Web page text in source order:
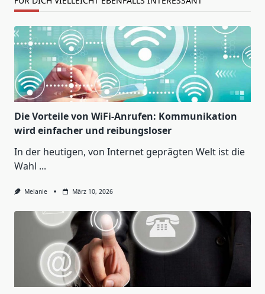
Die Vorteile von WiFi-Anrufen: Kommunikation
wird einfacher und reibungsloser
In der heutigen, von Internet geprägten Welt ist die
Wahl ...
Melanie März 10, 2026